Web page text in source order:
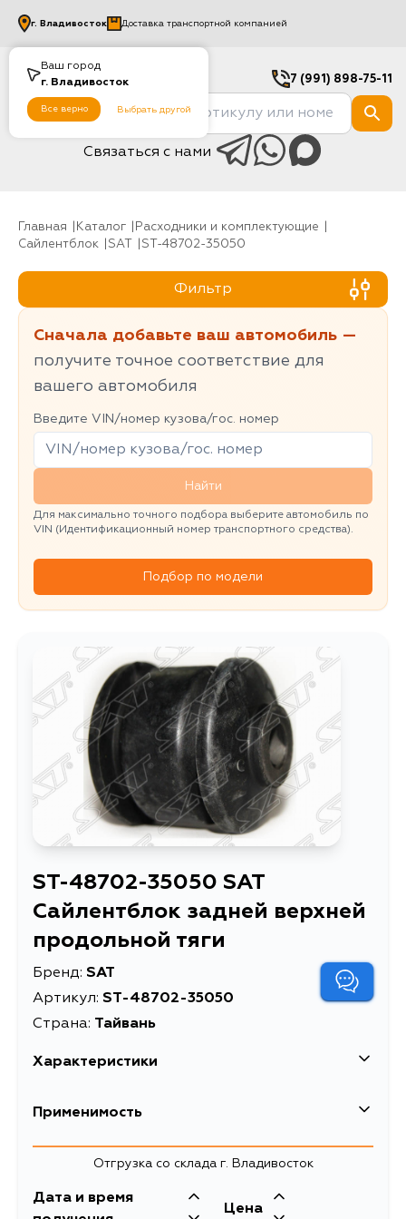
Ваш город
г. Владивосток
Все верно Выбрать другой
г. Владивосток Доставка транспортной компанией
7 (991) 898-75-11
Связаться с нами
Главная Каталог
Расходники и комплектующие
Сайлентблок
SAT ST-48702-35050
Фильтр
Сначала добавьте ваш автомобиль —
получите точное соответствие для
вашего автомобиля
Введите VIN/номер кузова/гос. номер
Найти
Для максимально точного подбора выберите автомобиль по
VIN (Идентификационный номер транспортного средства).
Подбор по модели
ST-48702-35050 SAT
Сайлентблок задней верхней
продольной тяги
Бренд: SAT
Артикул: ST-48702-35050
Страна: Тайвань
Характеристики
тяги
Расширенное описание
Land Cruiser Prado
(J90) 96-02 / 4Runner
Применимость
Toyota
Кузов Двигатель
Отгрузка со склада г. Владивосток
Дата и время
Цена